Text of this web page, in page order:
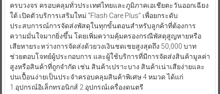
ครบวงจร ครอบคลุมทั่วประเทศไทยและภูมิภาคเอเชียตะวันออกเฉียง
ใต้ เปิดตัวบริการเสริมใหม่ “Flash Care Plus” เพื่อยกระดับ
ประสบการณ์การจัดส่งพัสดุในทุกขั้นตอนสำหรับลูกค้าที่ต้องการ
ความมั่นใจมากยิ่งขึ้น โดยเพิ่มความคุ้มครองกรณีพัสดุสูญหายหรือ
เสียหายระหว่างการจัดส่งด้วยวงเงินชดเชยสูงสุดถึง 50,000 บาท
ช่วยตอบโจทย์ผู้ประกอบการ และผู้ใช้บริการที่มีการจัดส่งสินค้ามูลค่า
สูงหรือสินค้าที่ถูกจำกัด เช่น สินค้าเปราะบาง สินค้าเน่าเสียง่ายและ
ปนเปื้อนง่ายเป็นประจำครอบคลุมสินค้าพิเศษ 4 หมวด ได้แก่
1.อุปกรณ์อิเล็กทรอนิกส์ 2.อุปกรณ์เครื่องดนตรี